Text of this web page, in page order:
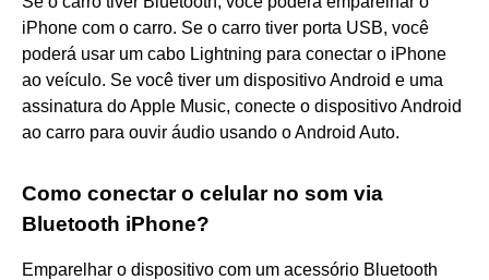
iPhone com o carro. Se o carro tiver porta USB, você
poderá usar um cabo Lightning para conectar o iPhone
ao veículo. Se você tiver um dispositivo Android e uma
assinatura do Apple Music, conecte o dispositivo Android
ao carro para ouvir áudio usando o Android Auto.
Como conectar o celular no som via
Bluetooth iPhone?
Emparelhar o dispositivo com um acessório Bluetooth